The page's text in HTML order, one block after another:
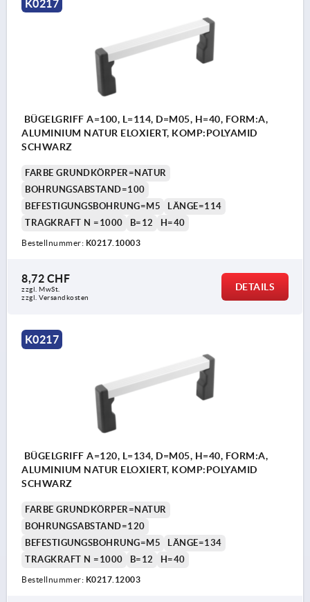
K0217
BÜGELGRIFF A=100, L=114, D=M05, H=40, FORM:A,
ALUMINIUM NATUR ELOXIERT, KOMP:POLYAMID
SCHWARZ
FARBE GRUNDKÖRPER=NATUR
BOHRUNGSABSTAND=100
BEFESTIGUNGSBOHRUNG=M5
LÄNGE=114
TRAGKRAFT N =1000
B=12 H=40
Bestellnummer: K0217.10003
8,72 CHF
zzgl. MwSt.
zzgl. Versandkosten
DETAILS
K0217
BÜGELGRIFF A=120, L=134, D=M05, H=40, FORM:A,
ALUMINIUM NATUR ELOXIERT, KOMP:POLYAMID
SCHWARZ
FARBE GRUNDKÖRPER=NATUR
BOHRUNGSABSTAND=120
BEFESTIGUNGSBOHRUNG=M5
LÄNGE=134
TRAGKRAFT N =1000
B=12 H=40
Bestellnummer: K0217.12003